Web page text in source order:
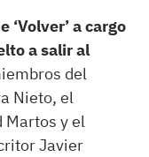
a cargo
a salir al
del
Nieto, el
Martos y el
Javier